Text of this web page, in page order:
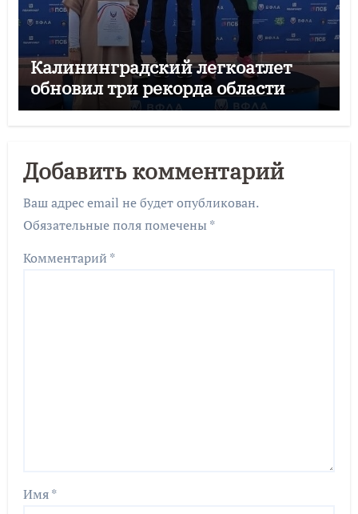
Калининградский легкоатлет
обновил три рекорда области
Добавить комментарий
Ваш адрес email не будет опубликован.
Обязательные поля помечены *
Комментарий *
Имя*